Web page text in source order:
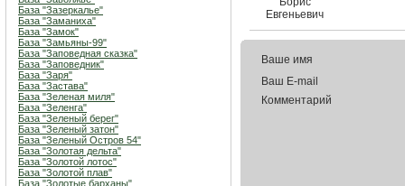
База "Зазеркалье"
База "Заманиха"
База "Замок"
База "Замьяны-99"
База "Заповедная сказка"
База "Заповедник"
База "Заря"
База "Застава"
База "Зеленая миля"
База "Зеленга"
База "Зеленый берег"
База "Зеленый затон"
База "Зеленый Остров 54"
База "Золотая дельта"
База "Золотой лотос"
База "Золотой плав"
База "Золотые барханы"
Евгеньевич
Ваше имя
Ваш E-mail
Комментарий